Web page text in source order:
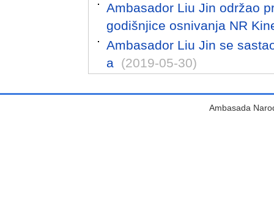
Ambasador Liu Jin održao
godišnjice osnivanja NR
Ambasador Liu Jin se
a (2019-05-30)
Ambasada